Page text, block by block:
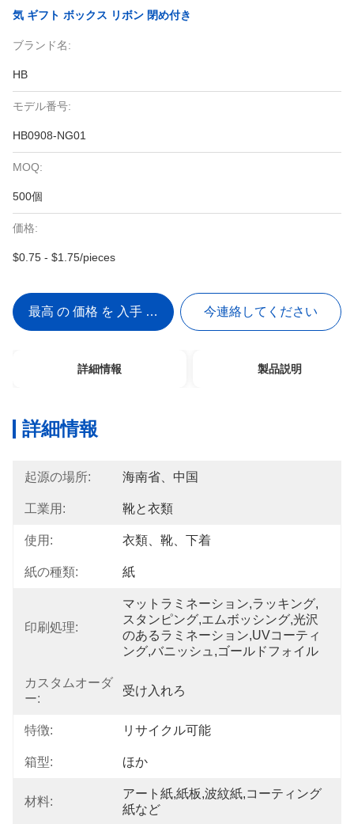
気 ギフト ボックス リボン 閉め付き
ブランド名:
HB
モデル番号:
HB0908-NG01
MOQ:
500個
価格:
$0.75 - $1.75/pieces
最高 の 価格 を 入手 する 今連絡してください
詳細情報 製品説明
詳細情報
起源の場所: 海南省、中国
工業用: 靴と衣類
使用: 衣類、靴、下着
紙の種類: 紙
印刷処理:
マットラミネーション,ラッキング,
スタンピング,エムボッシング,光沢
のあるラミネーション,UVコーティ
ング,バニッシュ,ゴールドフォイル
カスタムオーダ
ー:
受け入れろ
特徴: リサイクル可能
箱型: ほか
材料:
アート紙,紙板,波紋紙,コーティング
紙など